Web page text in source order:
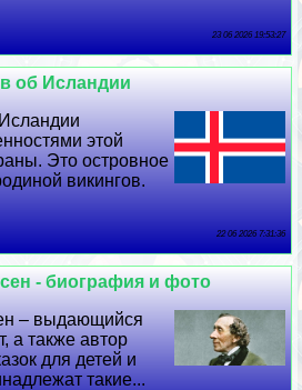
23 06 2026 19:53:27
об Исландии
этой
Это островное
викингов.
22 06 2026 7:31:36
- биография и фото
– выдающийся
а также автор
для детей и
такие...